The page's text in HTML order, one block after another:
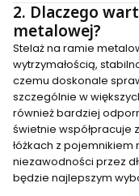
2. Dlaczego
metalowej?
Stelaż na ramie
wytrzymałością,
czemu doskonale
szczególnie w
również bardziej
świetnie współpracuje
łóżkach z pojemnikiem
niezawodności przez
będzie najlepszym